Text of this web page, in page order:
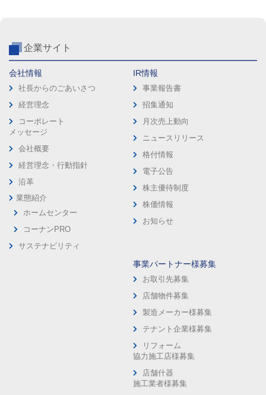
企業サイト
会社情報
社長からのごあいさつ
経営理念
コーポレート
メッセージ
会社概要
経営理念・行動指針
沿革
業態紹介
ホームセンター
コーナンPRO
サステナビリティ
IR情報
事業報告書
招集通知
月次売上動向
ニュースリリース
格付情報
電子公告
株主優待制度
株価情報
お知らせ
事業パートナー様募集
お取引先募集
店舗物件募集
製造メーカー様募集
テナント企業様募集
リフォーム
協力施工店様募集
店舗什器
施工業者様募集